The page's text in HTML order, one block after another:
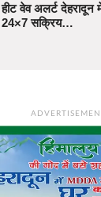
हीट वेव अलर्ट
24×7 सक्रिय…